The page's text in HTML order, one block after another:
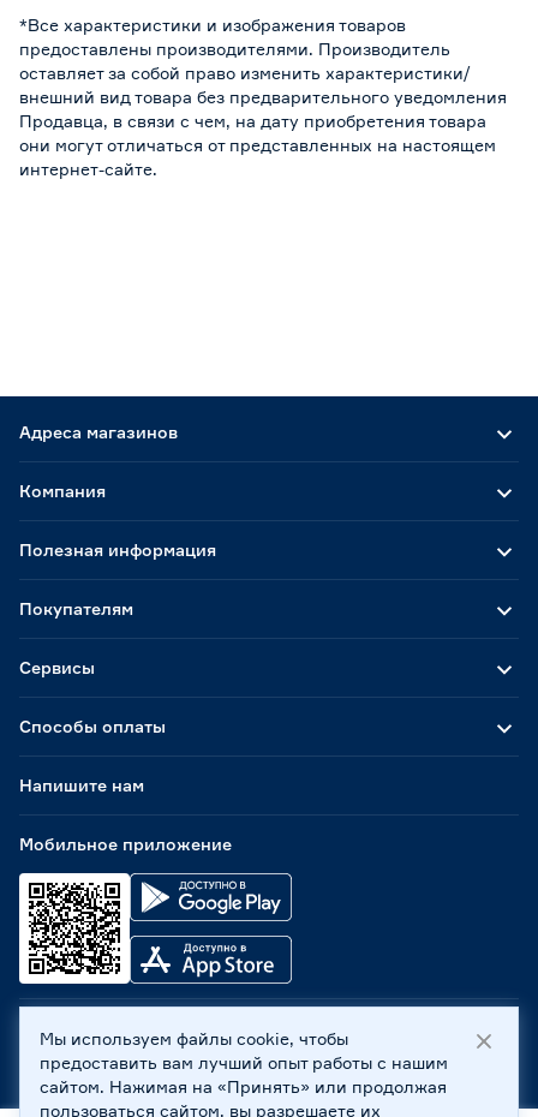
*Все характеристики и изображения товаров
предоставлены производителями. Производитель
оставляет за собой право изменить характеристики/
внешний вид товара без предварительного уведомления
Продавца, в связи с чем, на дату приобретения товара
они могут отличаться от представленных на настоящем
интернет-сайте.
Адреса магазинов
Способы оплаты
Мобильное приложение
Компания
Полезная информация
Покупателям
Сервисы
Напишите нам
ООО «Бауцентр Рус» 2004 -2026, 236029, г. Калининград,
ул. А.Невского, 205. ИНН 7702596813, КПП 390601001 ©
Все права защищены
Мы используем файлы cookie, чтобы
предоставить вам лучший опыт работы с нашим
сайтом. Нажимая на «Принять» или продолжая
пользоваться сайтом, вы разрешаете их